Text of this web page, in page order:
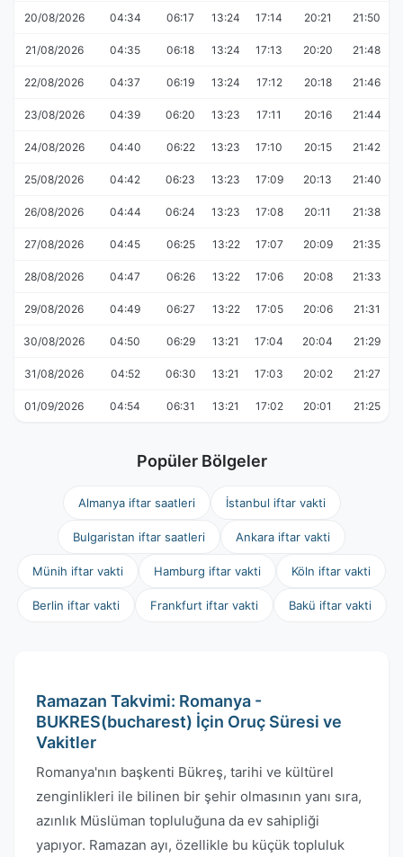
20/08/2026 04:34 06:17 13:24 17:14 20:21 21:50
21/08/2026 04:35 06:18 13:24 17:13 20:20 21:48
22/08/2026 04:37 06:19 13:24 17:12 20:18 21:46
23/08/2026 04:39 06:20 13:23 17:11 20:16 21:44
24/08/2026 04:40 06:22 13:23 17:10 20:15 21:42
25/08/2026 04:42 06:23 13:23 17:09 20:13 21:40
26/08/2026 04:44 06:24 13:23 17:08 20:11 21:38
27/08/2026 04:45 06:25 13:22 17:07 20:09 21:35
28/08/2026 04:47 06:26 13:22 17:06 20:08 21:33
29/08/2026 04:49 06:27 13:22 17:05 20:06 21:31
30/08/2026 04:50 06:29 13:21 17:04 20:04 21:29
31/08/2026 04:52 06:30 13:21 17:03 20:02 21:27
01/09/2026 04:54 06:31 13:21 17:02 20:01 21:25
Popüler Bölgeler
Almanya iftar saatleri İstanbul iftar vakti
Bulgaristan iftar saatleri Ankara iftar vakti
Münih iftar vakti Hamburg iftar vakti Köln iftar vakti
Berlin iftar vakti Frankfurt iftar vakti Bakü iftar vakti
Ramazan Takvimi: Romanya -
BUKRES(bucharest) İçin Oruç Süresi ve
Vakitler
Romanya'nın başkenti Bükreş, tarihi ve kültürel
zenginlikleri ile bilinen bir şehir olmasının yanı sıra,
azınlık Müslüman topluluğuna da ev sahipliği
yapıyor. Ramazan ayı, özellikle bu küçük topluluk